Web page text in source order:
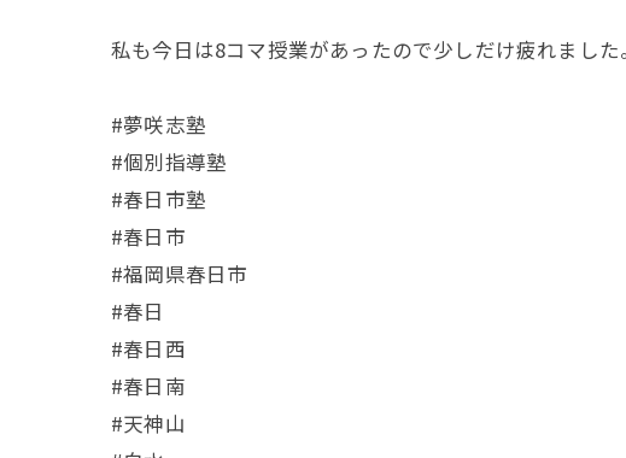
私も今日は8コマ授業があったので少しだけ疲れまし
#夢咲志塾
#個別指導塾
#春日市塾
#春日市
#福岡県春日市
#春日
#春日西
#春日南
#天神山